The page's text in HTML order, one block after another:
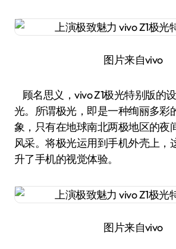
图片来自vivo
顾名思义，vivo Z1极光特别版的
光。所谓极光，即是一种绚丽多彩
象，只有在地球南北两极地区的夜
风采。将极光运用到手机外壳上，
升了手机的视觉体验。
图片来自vivo